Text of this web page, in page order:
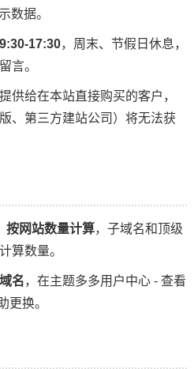
数据。
17:30，周末、节假日休息，
言。
供给在本站直接购买的客户，
、第三方建站公司）将无法获
按网站数量计算，子域名和顶级
算数量。
名，在主题多多用户中心 - 查看
更换。